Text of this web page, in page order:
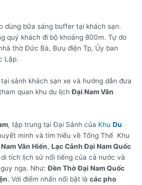
dùng bữa sáng buffer tại khách sạn.
quý khách đi bộ khoảng 800m. Tự do
thờ Đức Bà, Bưu điện Tp, Ủy ban
Lập.
sảnh khách sạn xe và hướng dẫn đưa
quan khu du lịchĐại Nam Văn
, tập trung tại Đại Sảnh của Khu Du
minh và tìm hiểu về Tổng Thể Khu
Văn Hiến, Lạc Cảnh Đại Nam Quốc
tích lịch sử nổi tiếng của cả nước và
nga. Như:Đền Thờ Đại Nam Quốc
. Với điểm nhấn nổi bật là các pho